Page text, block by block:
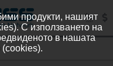
продукти, нашият
С използването на
в нашата
(cookies).